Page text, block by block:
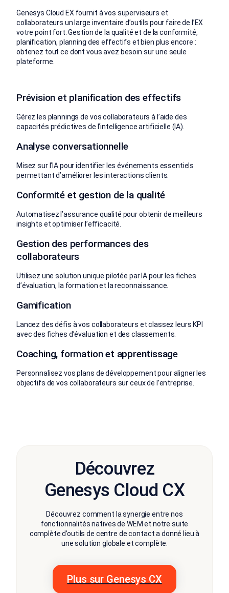
Genesys Cloud EX fournit à vos superviseurs et
collaborateurs un large inventaire d’outils pour faire de l’EX
votre point fort. Gestion de la qualité et de la conformité,
planification, planning des effectifs et bien plus encore :
obtenez tout ce dont vous avez besoin sur une seule
plateforme.
Prévision et planification des effectifs
Gérez les plannings de vos collaborateurs à l’aide des
capacités prédictives de l’intelligence artificielle (IA).
Analyse conversationnelle
Misez sur l’IA pour identifier les événements essentiels
permettant d’améliorer les interactions clients.
Conformité et gestion de la qualité
Automatisez l’assurance qualité pour obtenir de meilleurs
insights et optimiser l’efficacité.
Gestion des performances des
collaborateurs
Utilisez une solution unique pilotée par IA pour les fiches
d’évaluation, la formation et la reconnaissance.
Gamification
Lancez des défis à vos collaborateurs et classez leurs KPI
avec des fiches d’évaluation et des classements.
Coaching, formation et apprentissage
Personnalisez vos plans de développement pour aligner les
objectifs de vos collaborateurs sur ceux de l’entreprise.
Découvrez
Genesys Cloud CX
Découvrez comment la synergie entre nos
fonctionnalités natives de WEM et notre suite
complète d’outils de centre de contact a donné lieu à
une solution globale et complète.
Plus sur Genesys CX